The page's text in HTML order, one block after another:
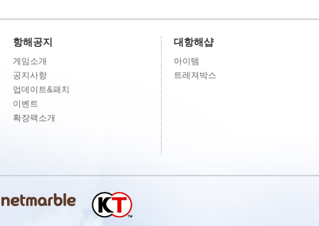
항해공지
게임소개
공지사항
업데이트&패치
이벤트
확장팩소개
대항해샵
아이템
트레져박스